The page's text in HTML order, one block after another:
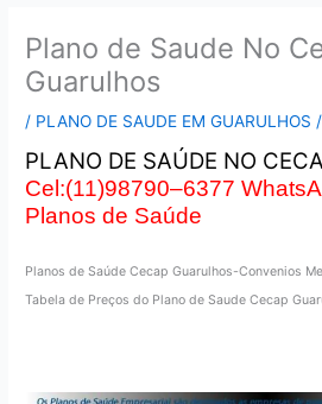
Plano de Saude No
Guarulhos
/ PLANO DE SAUDE EM GUARULHOS
PLANO DE SAÚDE NO
Cel:(11)98790–6377
Planos de Saúde
Planos de Saúde Cecap Guarulhos-Convenios
Tabela de Preços do Plano de Saude Cecap